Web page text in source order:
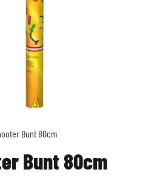
Bunt 80cm
Bunt 80cm